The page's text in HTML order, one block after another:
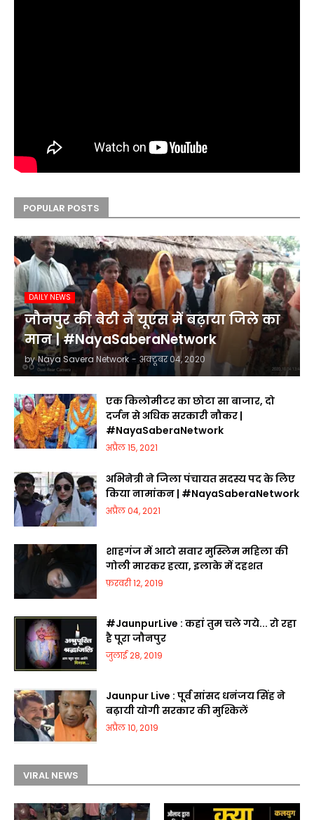
POPULAR POSTS
DAILY NEWS
जौनपुर की बेटी ने यूएस में बढ़ाया जिले का
मान | #NayaSaberaNetwork
by Naya Savera Network - अक्टूबर 04, 2020
एक किलोमीटर का छोटा सा बाजार, दो
दर्जन से अधिक सरकारी नौकर |
#NayaSaberaNetwork
अप्रैल 15, 2021
अभिनेत्री ने जिला पंचायत सदस्य पद के लिए
किया नामांकन | #NayaSaberaNetwork
अप्रैल 04, 2021
शाहगंज में आटो सवार मुस्लिम महिला की
गोली मारकर हत्या, इलाके में दहशत
फ़रवरी 12, 2019
#JaunpurLive : कहां तुम चले गये... रो रहा
है पूरा जौनपुर
जुलाई 28, 2019
Jaunpur Live : पूर्व सांसद धनंजय सिंह ने
बढ़ायी योगी सरकार की मुश्किलें
अप्रैल 10, 2019
VIRAL NEWS